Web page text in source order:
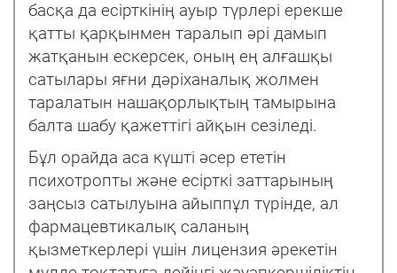
басқа да есірткінің ауыр түрлері ерекше
қатты қарқынмен таралып əрі дамып
жатқанын ескерсек, оның ең алғашқы
сатылары яғни дəріханалық жолмен
таралатын нашақорлықтың тамырына
балта шабу қажеттігі айқын сезіледі.
Бұл орайда аса күшті əсер ететін
психотропты жəне есірткі заттарының
заңсыз сатылуына айыппұл түрінде, ал
фармацевтикалық саланың
қызметкерлері үшін лицензия əрекетін